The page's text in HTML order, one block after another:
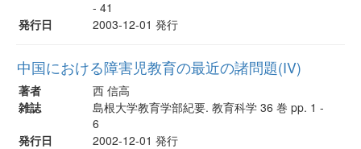
- 41
発行日
2003-12-01 発行
中国における障害児教育の最近の諸問題(IV)
著者
西 信高
雑誌
島根大学教育学部紀要. 教育科学 36 巻 pp. 1 -
6
発行日
2002-12-01 発行